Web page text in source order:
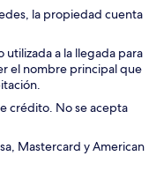
la propiedad cuenta
a la llegada para
el nombre principal que
crédito. No se acepta
Mastercard y American